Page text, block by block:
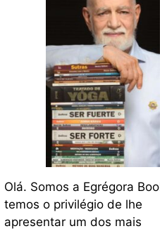
Olá. Somos a Egrégora
temos o privilégio de lhe
apresentar um dos mais